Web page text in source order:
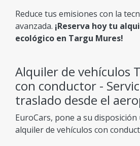
Reduce tus emisiones con la
avanzada. ¡Reserva hoy tu
ecológico en Targu Mures!
Alquiler de vehículos
con conductor -
traslado desde el
EuroCars, pone a su disposición
alquiler de vehículos con